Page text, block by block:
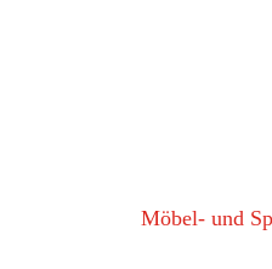
Möbel- und